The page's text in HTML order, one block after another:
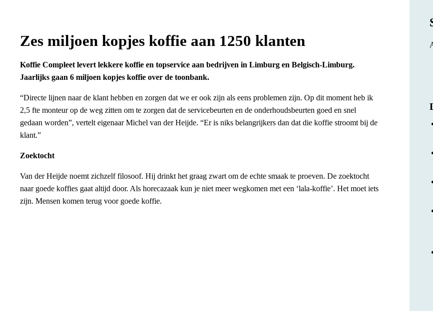
Zes miljoen kopjes koffie aan 1250 klanten
Koffie Compleet levert lekkere koffie en topservice aan bedrijven in Limburg en Belgisch-Limburg.
Jaarlijks gaan 6 miljoen kopjes koffie over de toonbank.
“Directe lijnen naar de klant hebben en zorgen dat we er ook zijn als eens problemen zijn. Op dit moment heb ik
2,5 fte monteur op de weg zitten om te zorgen dat de servicebeurten en de onderhoudsbeurten goed en snel
gedaan worden”, vertelt eigenaar Michel van der Heijde. “Er is niks belangrijkers dan dat die koffie stroomt bij de
klant.”
Zoektocht
Van der Heijde noemt zichzelf filosoof. Hij drinkt het graag zwart om de echte smaak te proeven. De zoektocht
naar goede koffies gaat altijd door. Als horecazaak kun je niet meer wegkomen met een ‘lala-koffie’. Het moet iets
zijn. Mensen komen terug voor goede koffie.